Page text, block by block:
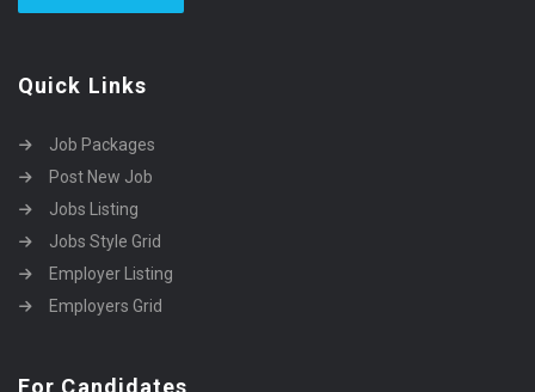
Quick Links
Job Packages
Post New Job
Jobs Listing
Jobs Style Grid
Employer Listing
Employers Grid
For Candidates